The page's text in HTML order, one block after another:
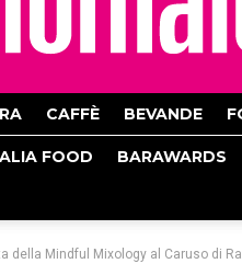
CAFFÈ BEVANDE
FOOD BARAWARDS
della Mindful Mixology al Caruso di